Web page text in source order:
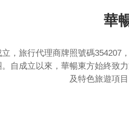
華
立，旅行代理商牌照號碼354207
自成立以來，華暢東方始終致
及特色旅遊項